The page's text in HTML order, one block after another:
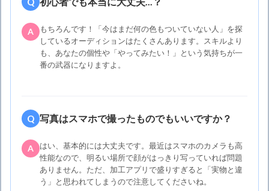
A
もちろんです！「今はまだ何の色もついていない人」を探
しているオーディションはたくさんあります。スキルより
も、あなたの個性や「やってみたい！」という気持ちが一
番の武器になりますよ。
Q 写真はスマホで撮ったものでもいいですか？
A
はい、基本的には大丈夫です。最近はスマホのカメラも高
性能なので、明るい場所で顔がはっきり写っていれば問題
ありません。ただ、加工アプリで盛りすぎると「実物と違
う」と思われてしまうので注意してくださいね。